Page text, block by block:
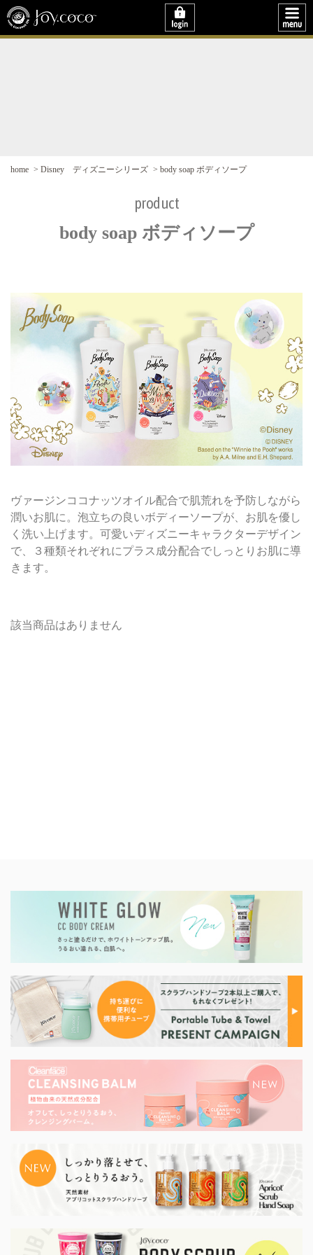
home Disney ディズニーシリーズ body soap ボディソープ
product
body soap ボディソープ
ヴァージンココナッツオイル配合で肌荒れを予防しながら
潤いお肌に。泡立ちの良いボディーソープが、お肌を優し
く洗い上げます。可愛いディズニーキャラクターデザイン
で、３種類それぞれにプラス成分配合でしっとりお肌に導
きます。
該当商品はありません